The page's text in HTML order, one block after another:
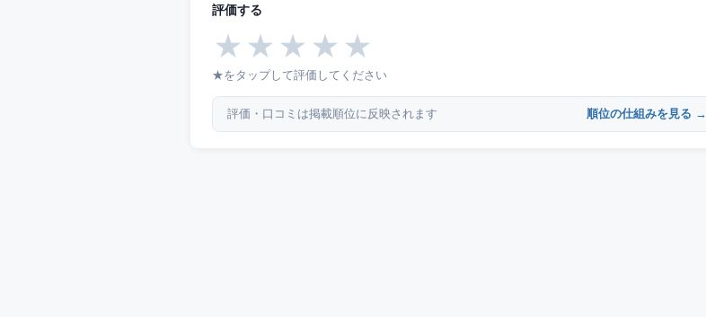
評価する
★ ★ ★ ★ ★
★をタップして評価してください
評価・口コミは掲載順位に反映されます 順位の仕組みを見る →